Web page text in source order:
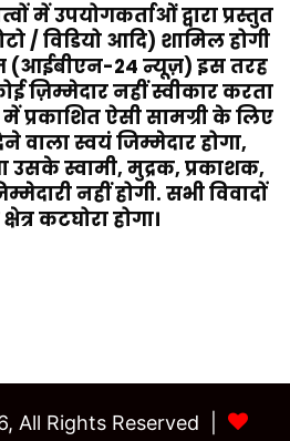
में उपयोगकर्ताओं द्वारा प्रस्तुत
/ विडियो आदि) शामिल होगी
(आईबीएन-24 न्यूज़) इस तरह
ज़िम्मेदार नहीं स्वीकार करता
प्रकाशित ऐसी सामग्री के लिए
वाला स्वयं जिम्मेदार होगा,
स्वामी, मुद्रक, प्रकाशक,
नहीं होगी. सभी विवादों
कटघोरा होगा।
All Rights Reserved |